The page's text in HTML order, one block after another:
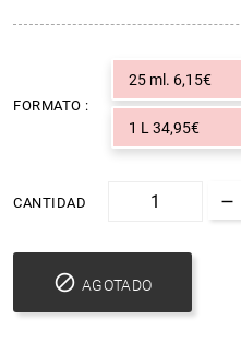
FORMATO :
25 ml. 6,15€
1 L 34,95€
CANTIDAD
 AGOTADO